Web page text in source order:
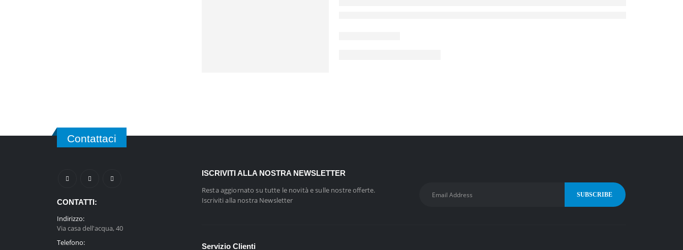
Contattaci
CONTATTI:
Indirizzo:
Via casa dell'acqua, 40
Telefono:
ISCRIVITI ALLA NOSTRA NEWSLETTER
Resta aggiornato su tutte le novità e sulle nostre offerte.
Iscriviti alla nostra Newsletter
Servizio Clienti